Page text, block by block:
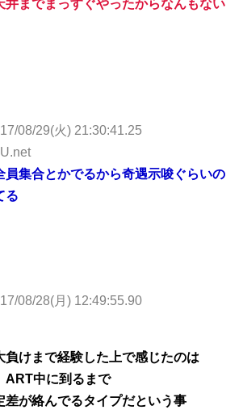
井までまっすぐやったからなんもない
08/29(火) 21:30:41.25
員集合とかでるから奇遇示唆ぐらいの
る
08/28(月) 12:49:55.90
負けまで経験した上で感じたのは
ART中に到るまで
差が絡んでるタイプだという事